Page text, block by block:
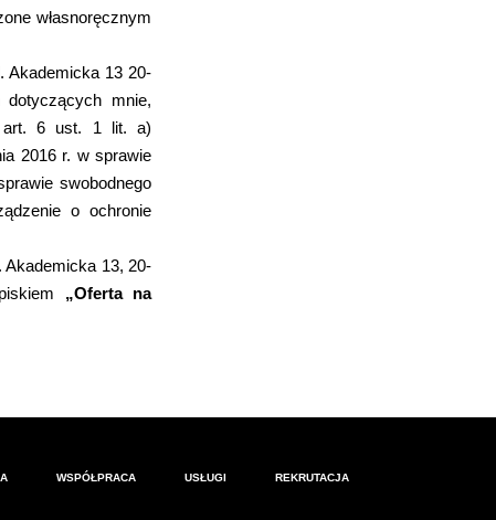
własnoręcznym
Akademicka 13 20-
dotyczących mnie,
art. 6 ust. 1 lit. a)
2016 r. w sprawie
swobodnego
o ochronie
Akademicka 13, 20-
„Oferta na
WSPÓŁPRACA USŁUGI REKRUTACJA